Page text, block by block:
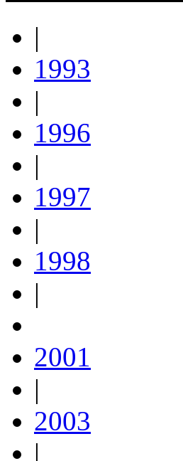
|
1993
|
1996
|
1997
|
1998
|
2001
|
2003
|